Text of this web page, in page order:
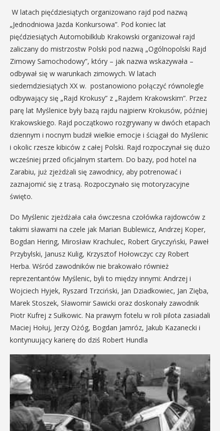
W latach pięćdziesiątych organizowano rajd pod nazwą
„Jednodniowa Jazda Konkursowa”. Pod koniec lat
pięćdziesiątych Automobilklub Krakowski organizował rajd
zaliczany do mistrzostw Polski pod nazwą „Ogólnopolski Rajd
Zimowy Samochodowy”, który – jak nazwa wskazywała –
odbywał się w warunkach zimowych. W latach
siedemdziesiątych XX w. postanowiono połączyć równolegle
odbywający się „Rajd Krokusy” z „Rajdem Krakowskim”. Przez
parę lat Myślenice były bazą rajdu najpierw Krokusów, później
Krakowskiego. Rajd początkowo rozgrywany w dwóch etapach
dziennym i nocnym budził wielkie emocje i ściągał do Myślenic
i okolic rzesze kibiców z całej Polski. Rajd rozpoczynał się dużo
wcześniej przed oficjalnym startem. Do bazy, pod hotel na
Zarabiu, już zjeżdżali się zawodnicy, aby potrenować i
zaznajomić się z trasą. Rozpoczynało się motoryzacyjne
święto.
Do Myślenic zjeżdżała cała ówczesna czołówka rajdowców z
takimi sławami na czele jak Marian Bublewicz, Andrzej Koper,
Bogdan Hering, Mirosław Krachulec, Robert Gryczyński, Paweł
Przybylski, Janusz Kulig, Krzysztof Hołowczyc czy Robert
Herba. Wśród zawodników nie brakowało również
reprezentantów Myślenic, byli to między innymi: Andrzej i
Wojciech Hyjek, Ryszard Trzciński, Jan Dziadkowiec, Jan Zięba,
Marek Stoszek, Sławomir Sawicki oraz doskonały zawodnik
Piotr Kufrej z Sułkowic. Na prawym fotelu w roli pilota zasiadali
Maciej Hołuj, Jerzy Ożóg, Bogdan Jamróz, Jakub Kazanecki i
kontynuujący karierę do dziś Robert Hundla